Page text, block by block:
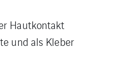
Hautkontakt
und als Kleber